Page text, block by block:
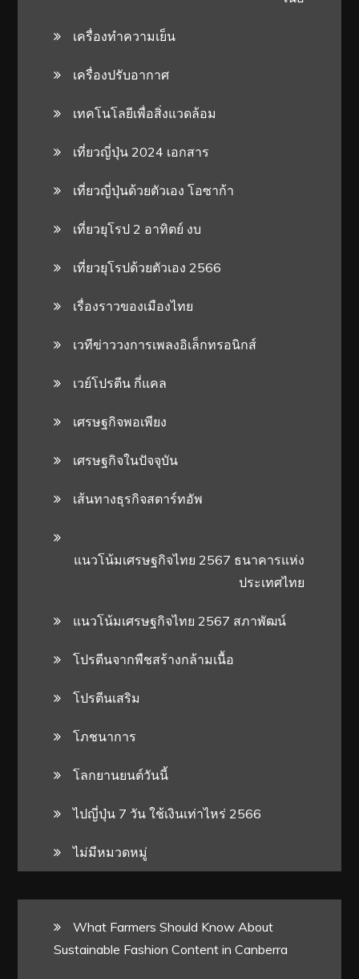
เครื่องทำความเย็น
เครื่องปรับอากาศ
เทคโนโลยีเพื่อสิ่งแวดล้อม
เที่ยวญี่ปุ่น 2024 เอกสาร
เที่ยวญี่ปุ่นด้วยตัวเอง โอซาก้า
เที่ยวยุโรป 2 อาทิตย์ งบ
เที่ยวยุโรปด้วยตัวเอง 2566
เรื่องราวของเมืองไทย
เวทีข่าววงการเพลงอิเล็กทรอนิกส์
เวย์โปรตีน กี่แคล
เศรษฐกิจพอเพียง
เศรษฐกิจในปัจจุบัน
เส้นทางธุรกิจสตาร์ทอัพ
แนวโน้มเศรษฐกิจไทย 2567 ธนาคารแห่ง
ประเทศไทย
แนวโน้มเศรษฐกิจไทย 2567 สภาพัฒน์
โปรตีนจากพืชสร้างกล้ามเนื้อ
โปรตีนเสริม
โภชนาการ
โลกยานยนต์วันนี้
ไปญี่ปุ่น 7 วัน ใช้เงินเท่าไหร่ 2566
ไม่มีหมวดหมู่
What Farmers Should Know About
Sustainable Fashion Content in Canberra